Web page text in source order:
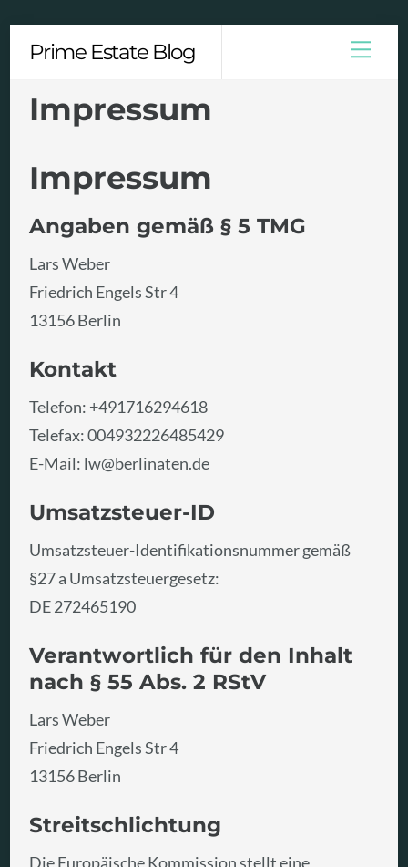
content
Prime Estate Blog
Impressum
Impressum
Angaben gemäß § 5 TMG
Lars Weber
Friedrich Engels Str 4
13156 Berlin
Kontakt
Telefon: +491716294618
Telefax: 004932226485429
E-Mail: lw@berlinaten.de
Umsatzsteuer-ID
Umsatzsteuer-Identifikationsnummer gemäß
§27 a Umsatzsteuergesetz:
DE 272465190
Verantwortlich für den Inhalt
nach § 55 Abs. 2 RStV
Lars Weber
Friedrich Engels Str 4
13156 Berlin
Streitschlichtung
Die Europäische Kommission stellt eine